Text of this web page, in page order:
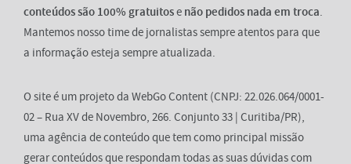
conteúdos são 100% gratuitose não pedidos nada em troca.
Mantemos nosso time de jornalistas sempre atentos para que
a informação esteja sempre atualizada.
O site é um projeto da WebGo Content (CNPJ: 22.026.064/0001-
02 – Rua XV de Novembro, 266. Conjunto 33 | Curitiba/PR),
uma agência de conteúdo que tem como principal missão
gerar conteúdos que respondam todas as suas dúvidas com